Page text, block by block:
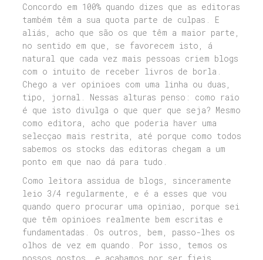
Concordo em 100% quando dizes que as editoras
também têm a sua quota parte de culpas. E
aliás, acho que são os que têm a maior parte,
no sentido em que, se favorecem isto, á
natural que cada vez mais pessoas criem blogs
com o intuito de receber livros de borla.
Chego a ver opinioes com uma linha ou duas,
tipo, jornal. Nessas alturas penso: como raio
é que isto divulga o que quer que seja? Mesmo
como editora, acho que poderia haver uma
selecçao mais restrita, até porque como todos
sabemos os stocks das editoras chegam a um
ponto em que nao dá para tudo.
Como leitora assidua de blogs, sinceramente
leio 3/4 regularmente, e é a esses que vou
quando quero procurar uma opiniao, porque sei
que têm opinioes realmente bem escritas e
fundamentadas. Os outros, bem, passo-lhes os
olhos de vez em quando. Por isso, temos os